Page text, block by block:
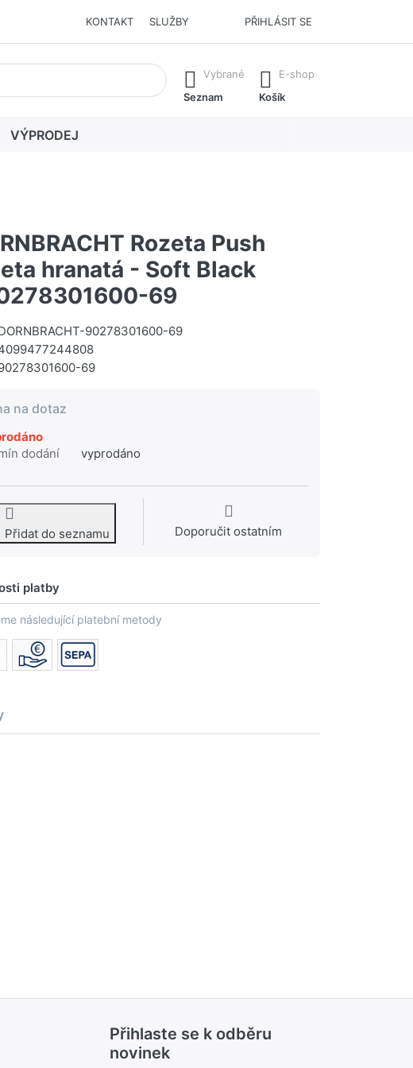
KONTAKT SLUŽBY PŘIHLÁSIT SE
Stisknutím klávesy Enter vyvoláte všechny výsledky.
Vybrané
Seznam
E-shop
Košík
VÝPRODEJ
Rozeta Push
hranatá - Soft Black
69
90278301600-69
69
na dotaz
dodání
vyprodáno
Přidat do seznamu Doporučit ostatním
platby
následující platební metody
Přihlaste se k odběru
novinek